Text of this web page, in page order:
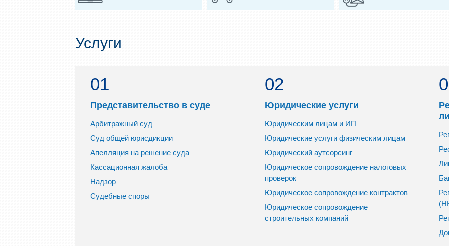
Услуги
01
Представительство в суде
Арбитражный суд
Суд общей юрисдикции
Апелляция на решение суда
Кассационная жалоба
Надзор
Судебные споры
02
Юридические услуги
Юридическим лицам и ИП
Юридические услуги физическим лицам
Юридический аутсорсинг
Юридическое сопровождение налоговых
проверок
Юридическое сопровождение контрактов
Юридическое сопровождение
строительных компаний